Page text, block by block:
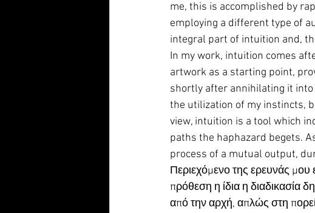
me, this is accomplished by
employing a different type of
integral part of intuition and,
In my work, intuition comes
artwork as a starting point,
shortly after annihilating it into
the utilization of my instincts,
view, intuition is a tool which
paths the haphazard begets.
process of a mutual output,
Περιεχόμενο της ερευνάς μου
πρόθεση η ίδια η διαδικασία
από την αρχή, απλώς στη